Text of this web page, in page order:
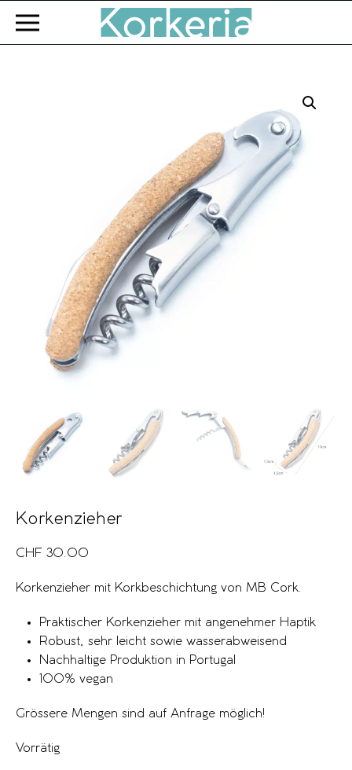
Zum Hauptinhalt springen
Korkenzieher
CHF 30.00
Korkenzieher mit Korkbeschichtung von MB Cork.
Praktischer Korkenzieher mit angenehmer Haptik
Robust, sehr leicht sowie wasserabweisend
Nachhaltige Produktion in Portugal
100% vegan
Grössere Mengen sind auf Anfrage möglich!
Vorrätig